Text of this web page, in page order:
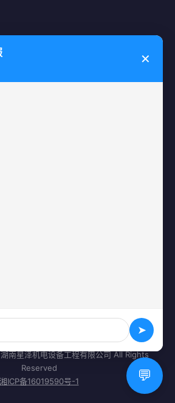
广场写字楼A座2501室
南星泽机电设备工程有限公司 All Rights
Reserved
湘ICP备16019590号-1
💬
✕
➤